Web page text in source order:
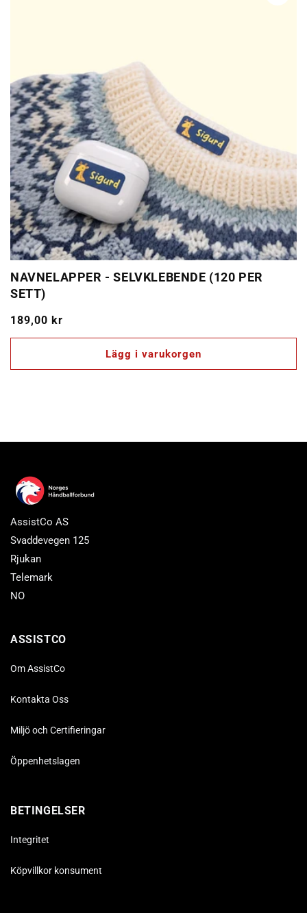
NAVNELAPPER - SELVKLEBENDE (120 PER
SETT)
Ordinarie
pris
189,00 kr
Lägg i varukorgen
AssistCo AS
Svaddevegen 125
Rjukan
Telemark
NO
ASSISTCO
Om AssistCo
Kontakta Oss
Miljö och Certifieringar
Öppenhetslagen
BETINGELSER
Integritet
Köpvillkor konsument